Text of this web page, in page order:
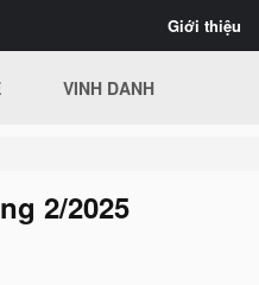
Giới thiệu
VINH DANH
2/2025